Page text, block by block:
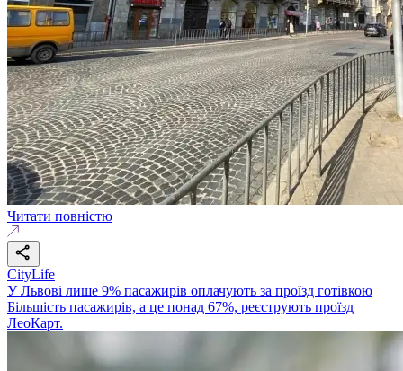
Читати повністю
CityLife
У Львові лише 9% пасажирів оплачують за проїзд готівкою
Більшість пасажирів, а це понад 67%, реєструють проїзд
ЛеоКарт.